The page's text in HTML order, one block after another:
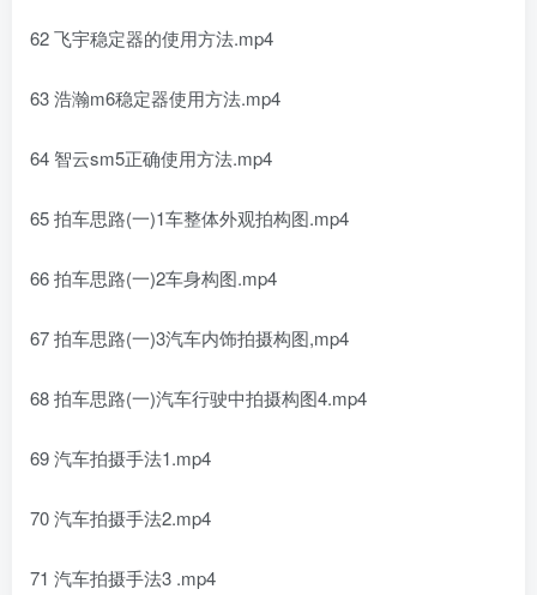
62 飞宇稳定器的使用方法.mp4
63 浩瀚m6稳定器使用方法.mp4
64 智云sm5正确使用方法.mp4
65 拍车思路(一)1车整体外观拍构图.mp4
66 拍车思路(一)2车身构图.mp4
67 拍车思路(一)3汽车内饰拍摄构图,mp4
68 拍车思路(一)汽车行驶中拍摄构图4.mp4
69 汽车拍摄手法1.mp4
70 汽车拍摄手法2.mp4
71 汽车拍摄手法3 .mp4